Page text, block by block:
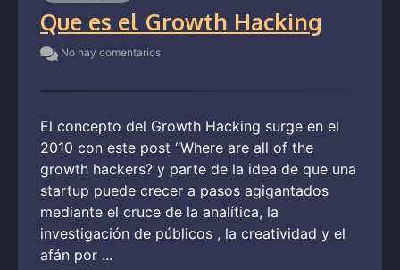
Que es el Growth Hacking
No hay comentarios
El concepto del Growth Hacking surge en el
2010 con este post “Where are all of the
growth hackers? y parte de la idea de que una
startup puede crecer a pasos agigantados
mediante el cruce de la analítica, la
investigación de públicos , la creatividad y el
afán por ...